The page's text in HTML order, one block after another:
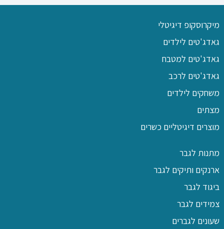
מיקרוסקופ דיגיטלי
גאדג'טים לילדים
גאדג'טים למטבח
גאדג'טים לרכב
משחקים לילדים
מצתים
מוצרים דיגיטליים כשרים
מתנות לגבר
ארנקים ותיקים לגבר
ביגוד לגבר
צמידים לגבר
שעונים לגברים